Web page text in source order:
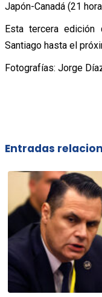
Japón-Canadá (21
Esta tercera edición
Santiago hasta el
Fotografías: Jorge
Entradas